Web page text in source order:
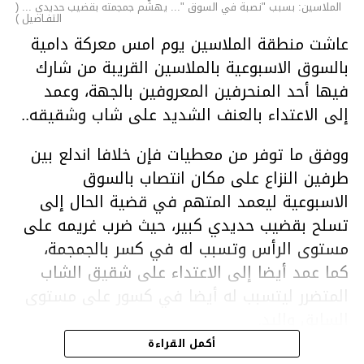
الملاسين: بسبب "نصبة في السوق "... يهشّم جمجمته بقضيب حديدي ... (
التفـاصيل )
عاشت منطقة الملاسين يوم امس معركة دامية
بالسوق الاسبوعية بالملاسين القريبة من شارك
فيها أحد المنحرفين المعروفين بالجهة، وعمد
إلى الاعتداء بالعنف الشديد على شاب وشقيقه..
ووفق ما توفر من معطيات فإن خلافا اندلع بين
طرفين النزاع على مكان انتصاب بالسوق
الاسبوعية ليعمد المتهم في قضية الحال إلى
تسلح بقضيب حديدي كبير، حيث ضرب غريمه على
مستوى الرأس وتسبب له في كسر بالجمجمة،
كما عمد أيضا إلى الاعتداء على شقيق الشاب
المتضرر ليتسبب له أيضا في كسور على مستوى
هذا وقد تمكن أعوان مركز الأمن الوطني بحي
أكمل القراءة